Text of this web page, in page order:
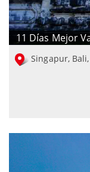
11 Días Mejor
Singapur,